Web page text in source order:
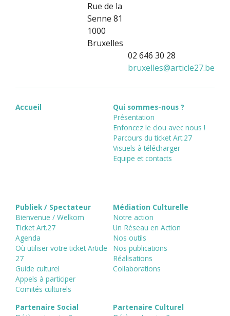
Rue de la
Senne 81
1000
Bruxelles
02 646 30 28
bruxelles@article27.be
Accueil
Qui sommes-nous ?
Présentation
Enfoncez le clou avec nous !
Parcours du ticket Art.27
Visuels à télécharger
Equipe et contacts
Publiek / Spectateur
Bienvenue / Welkom
Ticket Art.27
Agenda
Où utiliser votre ticket Article
27
Guide culturel
Appels à participer
Comités culturels
Médiation Culturelle
Notre action
Un Réseau en Action
Nos outils
Nos publications
Réalisations
Collaborations
Partenaire Social
Partenaire Culturel